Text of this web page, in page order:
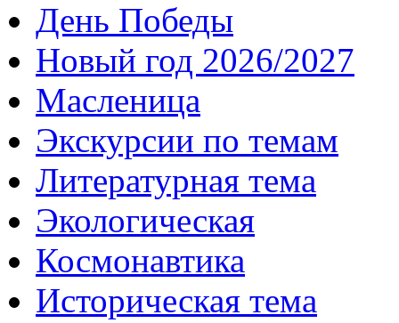
День Победы
Новый год 2026/2027
Масленица
Экскурсии по темам
Литературная тема
Экологическая
Космонавтика
Историческая тема